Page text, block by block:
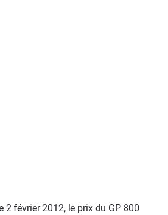
2 février 2012, le prix du GP 800